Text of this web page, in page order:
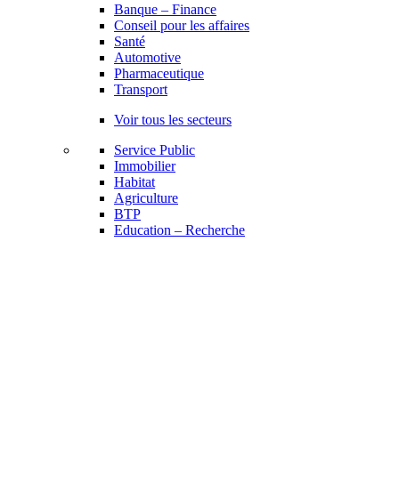
Banque – Finance
Conseil pour les affaires
Santé
Automotive
Pharmaceutique
Transport
Voir tous les secteurs
Service Public
Immobilier
Habitat
Agriculture
BTP
Education – Recherche